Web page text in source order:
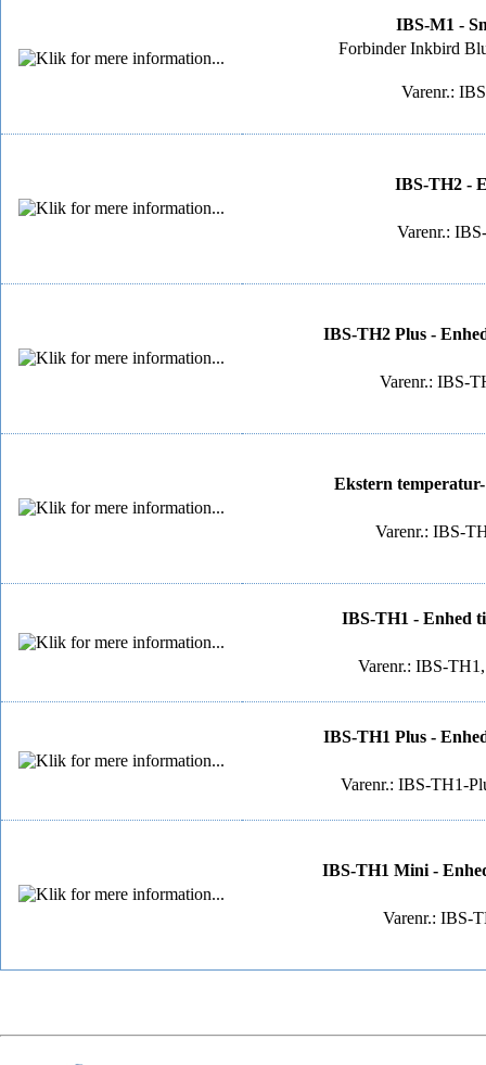
IBS-M1 -
Forbinder Inkbird
Varenr.:
IBS-TH2 -
Varenr.:
IBS-TH2 Plus -
Varenr.: IBS-
Ekstern
Varenr.: IBS-
IBS-TH1 - Enhed
Varenr.: IBS-
IBS-TH1 Plus -
Varenr.: IBS-TH1-
IBS-TH1 Mini -
Varenr.: IBS-